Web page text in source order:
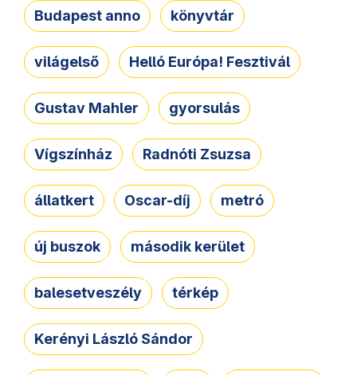
Budapest anno könyvtár
világelső Helló Európa! Fesztivál
Gustav Mahler gyorsulás
Vígszínház Radnóti Zsuzsa
állatkert Oscar-díj metró
új buszok második kerület
balesetveszély térkép
Kerényi László Sándor